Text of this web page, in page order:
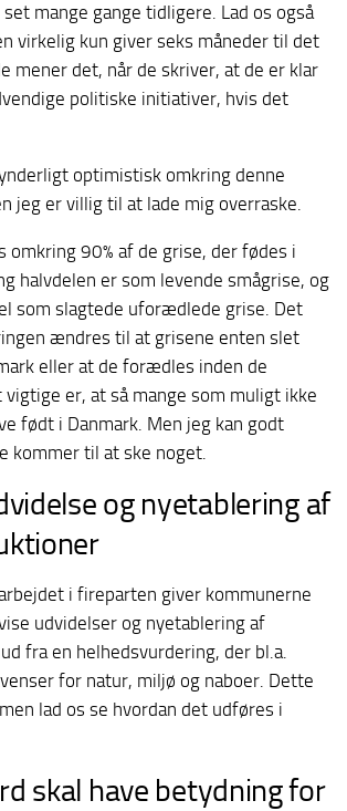
mange gange tidligere. Lad os også
virkelig kun giver seks måneder til det
mener det, når de skriver, at de er klar
politiske initiativer, hvis det
optimistisk omkring denne
jeg er villig til at lade mig overraske.
omkring 90% af de grise, der fødes i
halvdelen er som levende smågrise, og
som slagtede uforædlede grise. Det
ændres til at grisene enten slet
eller at de forædles inden de
er, at så mange som muligt ikke
født i Danmark. Men jeg kan godt
kommer til at ske noget.
og nyetablering af
i fireparten giver kommunerne
udvidelser og nyetablering af
fra en helhedsvurdering, der bl.a.
for natur, miljø og naboer. Dette
lad os se hvordan det udføres i
skal have betydning for